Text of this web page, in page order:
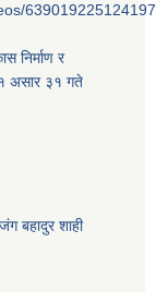
639019225124197
निर्माण र
असार ३१ गते
बहादुर शाही